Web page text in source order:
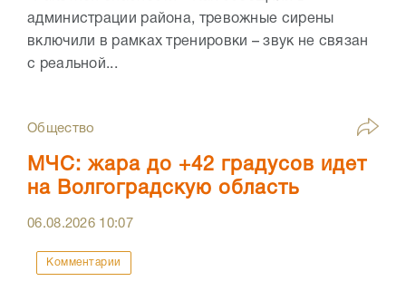
администрации района, тревожные сирены
включили в рамках тренировки – звук не связан
с реальной...
Общество
МЧС: жара до +42 градусов идет
на Волгоградскую область
06.08.2026 10:07
Комментарии